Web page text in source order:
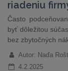
riadeniu
Často
byť dôležitou
bez zbytočných
Autor: Naďa
4.2.2025